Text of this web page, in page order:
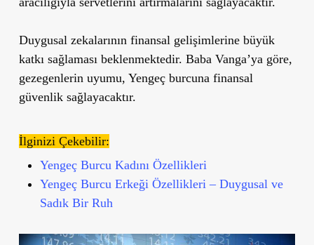
Duygusal zekalarının finansal gelişimlerine büyük
katkı sağlaması beklenmektedir. Baba Vanga’ya göre,
gezegenlerin uyumu, Yengeç burcuna finansal
güvenlik sağlayacaktır.
İlginizi Çekebilir:
Yengeç Burcu Kadını Özellikleri
Yengeç Burcu Erkeği Özellikleri – Duygusal ve
Sadık Bir Ruh